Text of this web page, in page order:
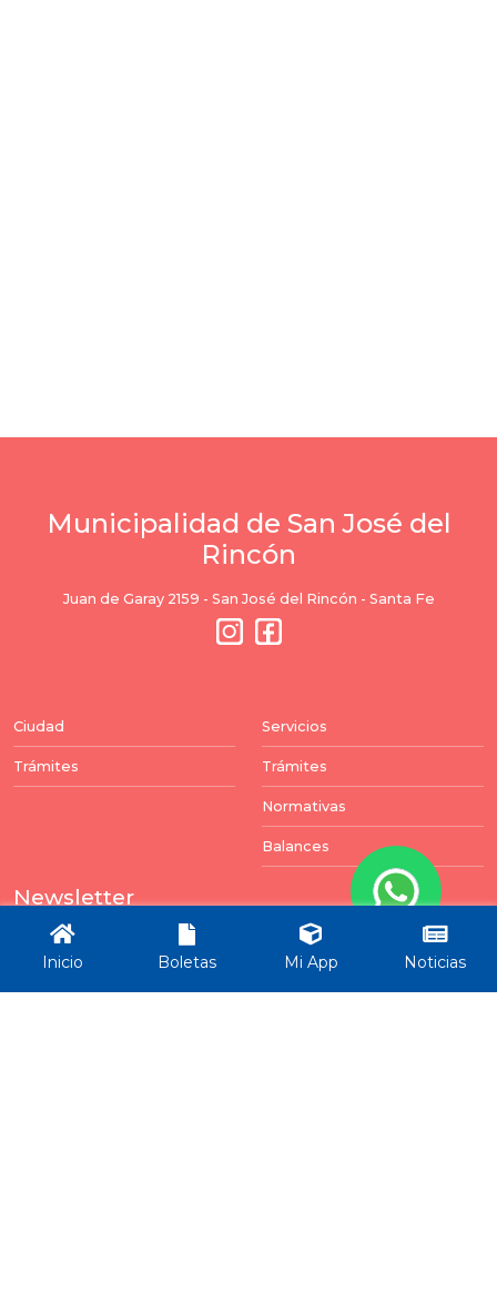
Municipalidad de San José del
Rincón
Juan de Garay 2159 - San José del Rincón - Santa Fe
Ciudad
Trámites
Servicios
Trámites
Normativas
Balances
Newsletter
Puedes darte de baja en cualquier momento. Para
ello, encontrará nuestros datos de contacto en el
Inicio Boletas Mi App Noticias